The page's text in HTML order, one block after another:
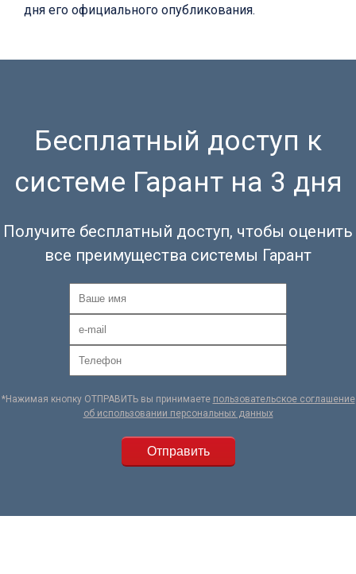
дня его официального опубликования.
Бесплатный доступ к
системе Гарант на 3 дня
Получите бесплатный доступ, чтобы оценить
все преимущества системы Гарант
*Нажимая кнопку ОТПРАВИТЬ вы принимаете пользовательское соглашение
об использовании персональных данных